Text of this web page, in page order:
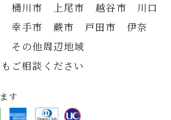
桶川市 上尾市 越谷市 川口
幸手市 蕨市 戸田市 伊奈
の他周辺地域
ご相談ください
す